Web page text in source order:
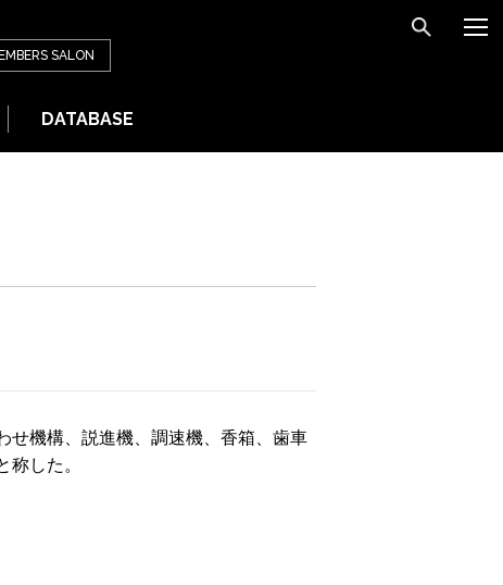
SALON
DATABASE
せ機構、説進機、調速機、香箱、歯車
した。